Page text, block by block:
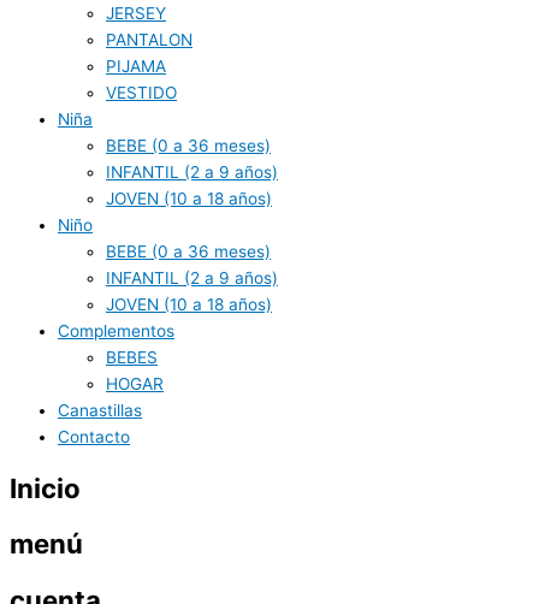
JERSEY
PANTALON
PIJAMA
VESTIDO
Niña
BEBE (0 a 36 meses)
INFANTIL (2 a 9 años)
JOVEN (10 a 18 años)
Niño
BEBE (0 a 36 meses)
INFANTIL (2 a 9 años)
JOVEN (10 a 18 años)
Complementos
BEBES
HOGAR
Canastillas
Contacto
Inicio
menú